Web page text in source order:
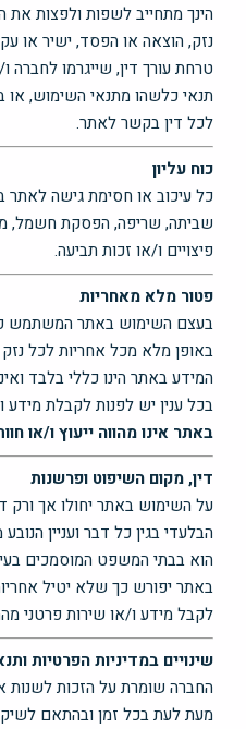
הינך מתחייב לשפות ולפצות את
נזק, הוצאה או הפסד, ישיר או
טרחת עורך דין, שייגרמו
תנאי כלשהו מתנאי השימוש, או
לכל דין בקשר לאתר.
כוח עליון
כל עיכוב או חסימת גישה לאתר
שביתה, שריפה, הפסקת חשמל,
פיצויים ו/או זכות תביעה.
פטור מלא מאחריות
בעצם השימוש באתר המשתמש
באופן מלא מכל אחריות לכל נזק
המידע באתר הינו כללי בלבד
בכל ענין יש לפנות לקבלת מידע
באתר אינו מהווה ייעוץ ו/או
דין, מקום השיפוט ופרשנות
על השימוש באתר יחולו אך ורק
הבלעדי בגין כל דבר ועניין
הוא בבתי המשפט המוסמכים
באתר יפורש כך שלא יטיל
לקבל מידע ו/או שירות פרטני
שינויים במדיניות הפרטיות
החברה שומרת על הזכות
מעת לעת בכל זמן ובהתאם